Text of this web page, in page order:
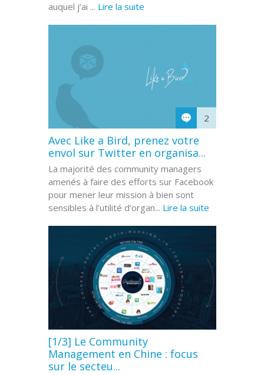
auquel j’ai ... Lire la suite
2
Avec Like a Bird, prenez votre
envol sur Twitter en organisa...
La majorité des community managers
amenés à faire des efforts sur Facebook
pour mener leur mission à bien sont
sensibles à l’utilité d’organ... Lire la suite
[1/3] Le Community
Management en Chine : focus
sur le secteu...